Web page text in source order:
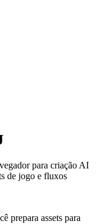
para criação AI
de jogo e fluxos
prepara assets para